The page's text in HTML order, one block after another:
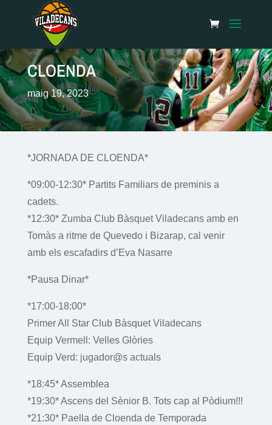
CLOENDA
maig 19, 2023
*JORNADA DE CLOENDA*
*09:00-12:30* Partits Familiars de preminis a
cadets.
*12:30* Zumba Club Bàsquet Viladecans amb en
Tomàs a ritme de Quevedo i Bizarap, cal venir
amb els escafadirs d’Eva Nasarre
*Pausa Dinar*
*17:00-18:00*
Primer All Star Club Bàsquet Viladecans
Equip Vermell: Velles Glòries
Equip Verd: jugador@s actuals
*18:45* Assemblea
*19:30* Ascens del Sènior B. Tots cap al Pòdium!!!
*21:30* Paella de Cloenda de Temporada